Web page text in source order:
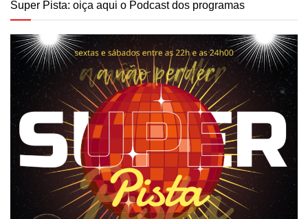
Super Pista: oiça aqui o Podcast dos programas